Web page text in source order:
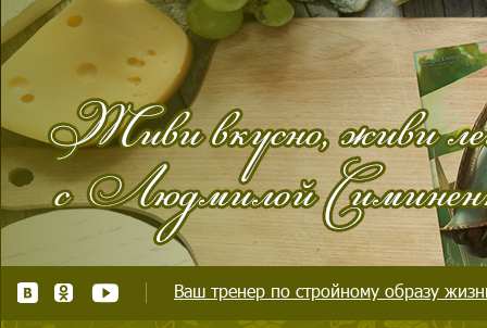
Ваш тренер по стройному образу